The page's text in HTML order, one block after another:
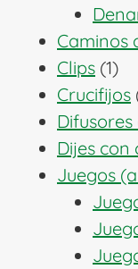
Caminos
Clips 11
Crucifijos
Dijes
Juegos